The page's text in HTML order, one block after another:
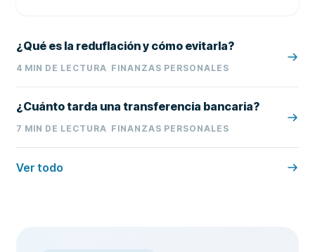
¿Qué es la reduflación y cómo evitarla?
4 MIN DE LECTURA FINANZAS PERSONALES
¿Cuánto tarda una transferencia bancaria?
7 MIN DE LECTURA FINANZAS PERSONALES
Ver todo